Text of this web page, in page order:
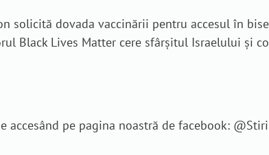
solicită dovada vaccinării pentru accesul în
Black Lives Matter cere sfârșitul Israelului și
pe pagina noastră de facebook: